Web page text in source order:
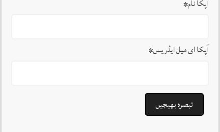
آپکا نام*
آپکا ای میل ایڈریس*